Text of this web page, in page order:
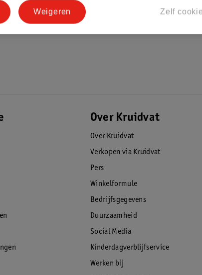
Over Kruidvat
Over Kruidvat
Verkopen via Kruidvat
Pers
Winkelformule
Bedrijfsgegevens
Duurzaamheid
Social Media
Kinderdagverblijfservice
Werken bij
Zelf
Weigeren